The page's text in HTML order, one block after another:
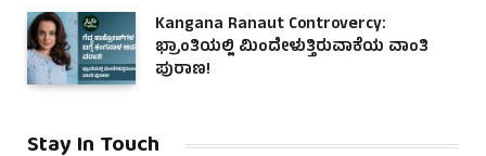
Kangana Ranaut Controvercy:
ಭ್ರಾಂತಿಯಲ್ಲಿ ಮಿಂದೇಳುತ್ತಿರುವಾಕೆಯ ವಾಂತಿ
ಪುರಾಣ!
Stay In Touch